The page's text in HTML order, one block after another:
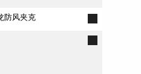
防风夹克